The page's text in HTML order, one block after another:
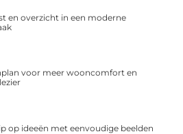
en overzicht in een moderne
voor meer wooncomfort en
op ideeën met eenvoudige beelden